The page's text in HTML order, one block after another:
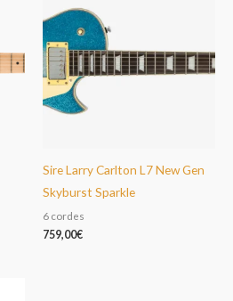
Sire Larry Carlton L7 New Gen
Skyburst Sparkle
6 cordes
759,00€